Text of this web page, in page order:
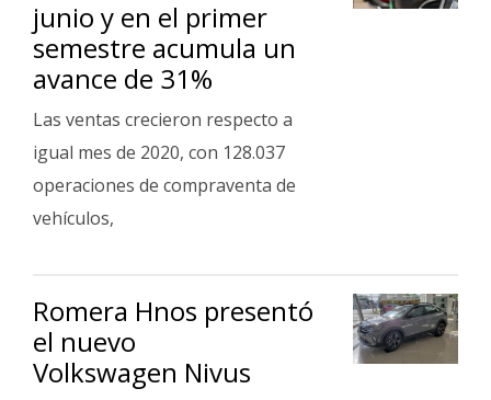
junio y en el primer
semestre acumula un
avance de 31%
Las ventas crecieron respecto a
igual mes de 2020, con 128.037
operaciones de compraventa de
vehículos,
Romera Hnos presentó
el nuevo
Volkswagen Nivus